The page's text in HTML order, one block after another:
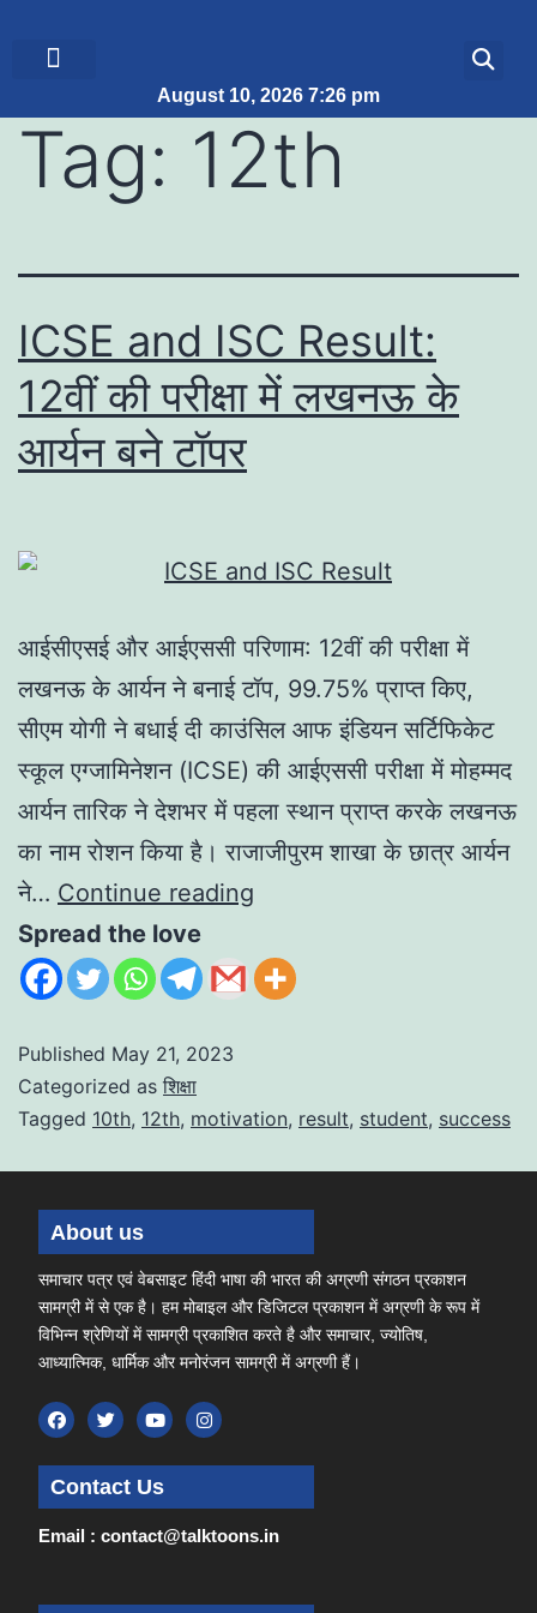
August 10, 2026 7:26 pm
Tag: 12th
ICSE and ISC Result:
12वीं की परीक्षा में लखनऊ के
आर्यन बने टॉपर
आईसीएसई और आईएससी परिणाम: 12वीं की परीक्षा में
लखनऊ के आर्यन ने बनाई टॉप, 99.75% प्राप्त किए,
सीएम योगी ने बधाई दी काउंसिल आफ इंडियन सर्टिफिकेट
स्कूल एग्जामिनेशन (ICSE) की आईएससी परीक्षा में मोहम्मद
आर्यन तारिक ने देशभर में पहला स्थान प्राप्त करके लखनऊ
का नाम रोशन किया है। राजाजीपुरम शाखा के छात्र आर्यन
ने… Continue reading
Spread the love
Published May 21, 2023
Categorized as शिक्षा
Tagged 10th, 12th, motivation, result, student, success
About us
समाचार पत्र एवं वेबसाइट हिंदी भाषा की भारत की अग्रणी संगठन प्रकाशन
सामग्री में से एक है। हम मोबाइल और डिजिटल प्रकाशन में अग्रणी के रूप में
विभिन्न श्रेणियों में सामग्री प्रकाशित करते है और समाचार, ज्योतिष,
आध्यात्मिक, धार्मिक और मनोरंजन सामग्री में अग्रणी हैं।
Contact Us
Email : contact@talktoons.in